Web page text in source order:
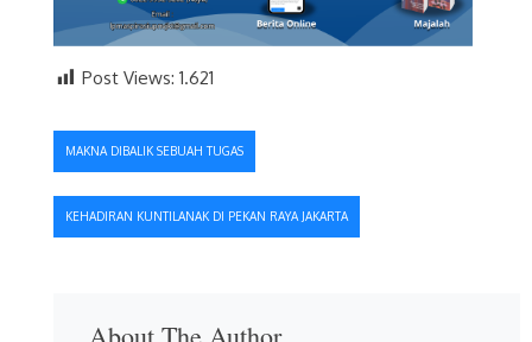
Post Views: 1.621
Navigasi
pos
MAKNA DIBALIK SEBUAH TUGAS
KEHADIRAN KUNTILANAK DI PEKAN RAYA JAKARTA